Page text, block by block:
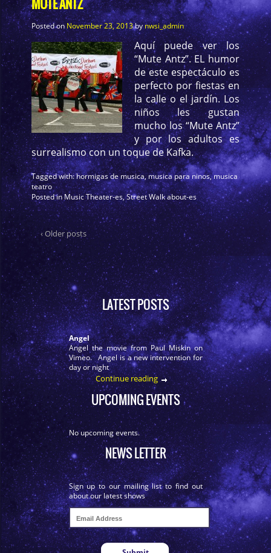
MUTE ANTZ
Posted onNovember 23, 2013bynwsi_admin
Aquí puede ver los
“Mute Antz”. EL humor
de este espectáculo es
perfecto por fiestas en
la calle o el jardín. Los
niños les gustan
mucho los “Mute Antz”
y por los adultos es
surrealismo con un toque de Kafka.
Tagged with:hormigas de musica,musica para ninos,musica
teatro
Posted inMusic Theater-es,Street Walk about-es
‹ Older posts
LATEST POSTS
Angel
Angel the movie from Paul Miskin on
Vimeo. Angel is a new intervention for
day or night
Continue reading
UPCOMING EVENTS
No upcoming events.
NEWS LETTER
Sign up to our mailing list to find out
about our latest shows